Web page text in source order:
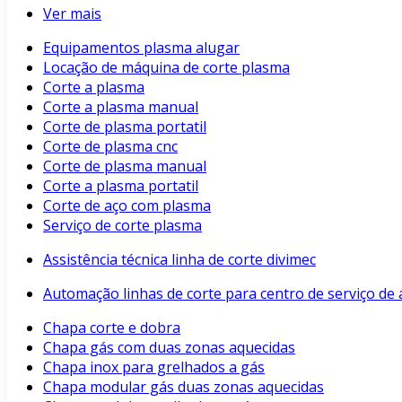
Ver mais
Equipamentos plasma alugar
Locação de máquina de corte plasma
Corte a plasma
Corte a plasma manual
Corte de plasma portatil
Corte de plasma cnc
Corte de plasma manual
Corte a plasma portatil
Corte de aço com plasma
Serviço de corte plasma
Assistência técnica linha de corte divimec
Automação linhas de corte para centro de serviço de
Chapa corte e dobra
Chapa gás com duas zonas aquecidas
Chapa inox para grelhados a gás
Chapa modular gás duas zonas aquecidas